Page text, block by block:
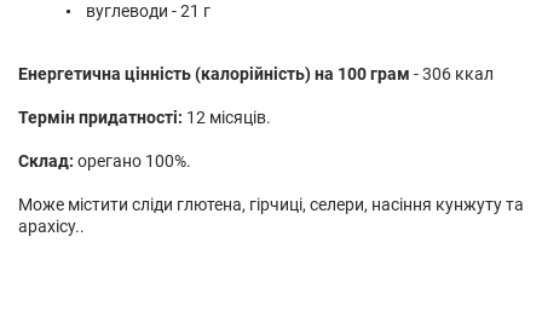
вуглеводи - 21 г
Енергетична цінність (калорійність) на 100 грам - 306 ккал
Термін придатності: 12 місяців.
Склад: орегано 100%.
Може містити сліди глютена, гірчиці, селери, насіння кунжуту та
арахісу..